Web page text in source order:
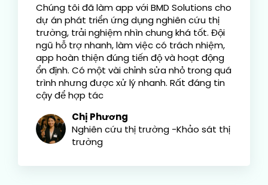
Chúng tôi đã làm app với BMD Solutions cho
dự án phát triển ứng dụng nghiên cứu thị
trường, trải nghiệm nhìn chung khá tốt. Đội
ngũ hỗ trợ nhanh, làm việc có trách nhiệm,
app hoàn thiện đúng tiến độ và hoạt động
ổn định. Có một vài chỉnh sửa nhỏ trong quá
trình nhưng được xử lý nhanh. Rất đáng tin
cậy để hợp tác
Chị Phương
Nghiên cứu thị trường -Khảo sát thị
trường